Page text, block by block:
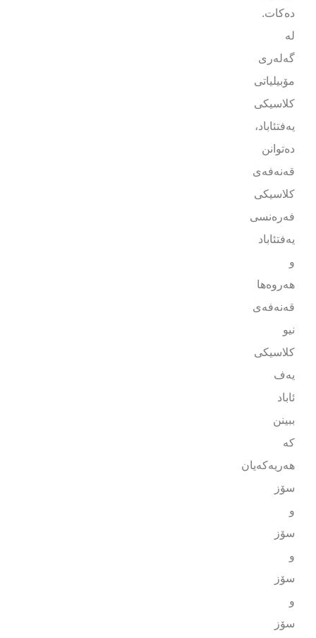
دەکات.
لە
گەلەری
مۆبیلیاتی
کلاسیکی
یەفتئاباد،
دەتوانن
قەنەفەی
کلاسیکی
فەرەنسی
یەفتئاباد
و
هەروەها
قەنەفەی
نیو
کلاسیکی
یەف
ئاباد
ببینن
کە
هەریەکەیان
سۆز
و
سۆز
و
سۆز
و
سۆز